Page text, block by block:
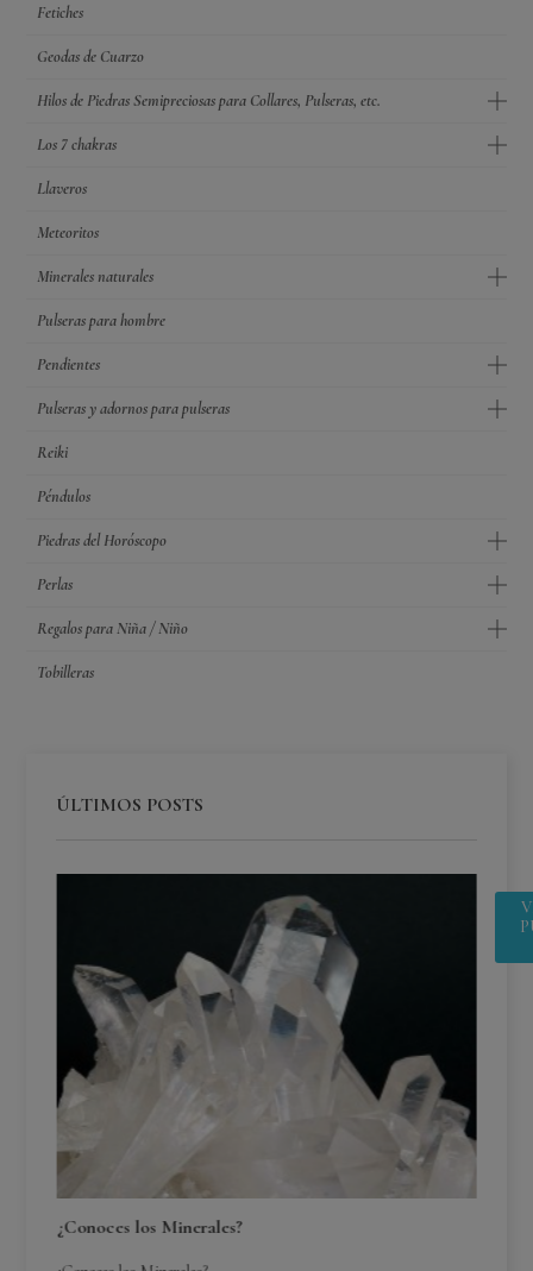
Fetiches
Geodas de Cuarzo
Hilos de Piedras Semipreciosas para Collares, Pulseras, etc.
Los 7 chakras
Llaveros
Meteoritos
Minerales naturales
Pulseras para hombre
Pendientes
Pulseras y adornos para pulseras
Reiki
Péndulos
Piedras del Horóscopo
Perlas
Regalos para Niña / Niño
Tobilleras
ÚLTIMOS POSTS
¿Conoces los Minerales?